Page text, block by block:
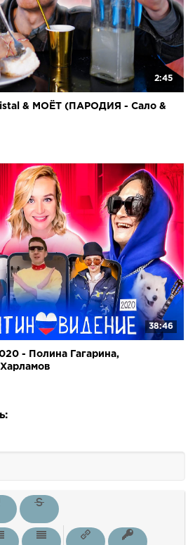
2:45
& МОЁТ (ПАРОДИЯ - Сало &
38:46
- Полина Гагарина,